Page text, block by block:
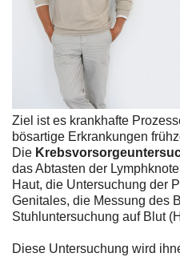
Ziel ist es krankhafte
bösartige Erkrankungen
Die
das Abtasten der
Haut, die Untersuchung der
Genitales, die Messung des
Stuhluntersuchung auf Blut
Diese Untersuchung wird